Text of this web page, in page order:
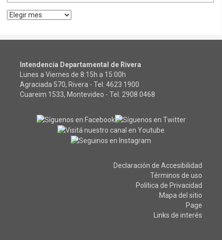
Archivos
Intendencia Departamental de Rivera
Lunes a Viernes de 8:15h a 15:00h
Agraciada 570, Rivera - Tel. 4623 1900
Cuareim 1533, Montevideo - Tel. 2908 0468
Declaración de Accesibilidad
Términos de uso
Política de Privacidad
Mapa del sitio
Page
Links de interés